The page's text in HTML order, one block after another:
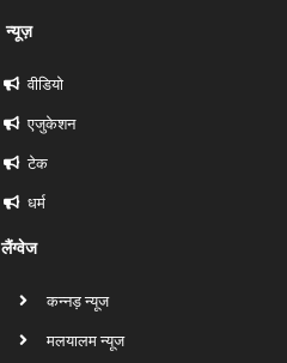
न्यूज़
वीडियो
एजुकेशन
टेक
धर्म
लैंग्वेज
कन्नड़ न्यूज
मलयालम न्यूज